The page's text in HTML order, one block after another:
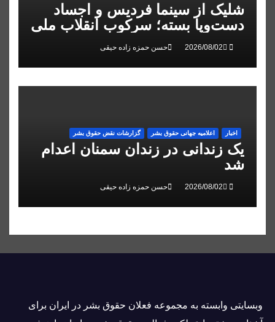
شلیک از سینما فردیس و اجساد
دست‌وپا بسته؛ سرکوب انقلاب ملی
در البرز
حسن حمزه زاده حیقی
اخبار اعلاميه جهانی حقوق بشر گزارشات نقض حقوق بشر
یک زندانی در زندان سمنان اعدام
شد
حسن حمزه زاده حیقی
وبسايتى وابسته به مجموعه فعلان حقوق بشر در ایران برای